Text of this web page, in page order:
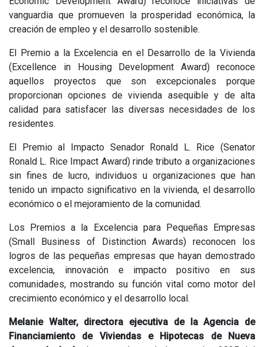
vanguardia que promueven la prosperidad económica, la
creación de empleo y el desarrollo sostenible.
El Premio a la Excelencia en el Desarrollo de la Vivienda
(Excellence in Housing Development Award) reconoce
aquellos proyectos que son excepcionales porque
proporcionan opciones de vivienda asequible y de alta
calidad para satisfacer las diversas necesidades de los
residentes.
El Premio al Impacto Senador Ronald L. Rice (Senator
Ronald L. Rice Impact Award) rinde tributo a organizaciones
sin fines de lucro, individuos u organizaciones que han
tenido un impacto significativo en la vivienda, el desarrollo
económico o el mejoramiento de la comunidad.
Los Premios a la Excelencia para Pequeñas Empresas
(Small Business of Distinction Awards) reconocen los
logros de las pequeñas empresas que hayan demostrado
excelencia, innovación e impacto positivo en sus
comunidades, mostrando su función vital como motor del
crecimiento económico y el desarrollo local.
Melanie Walter, directora ejecutiva de la Agencia de
Financiamiento de Viviendas e Hipotecas de Nueva